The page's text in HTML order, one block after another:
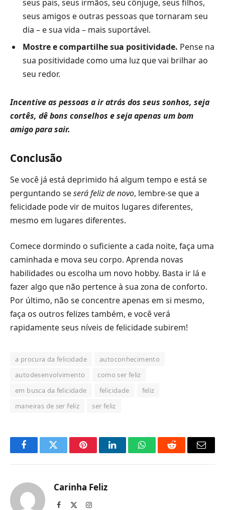
seus pais, seus irmãos, seu cônjuge, seus filhos,
seus amigos e outras pessoas que tornaram seu
dia – e sua vida – mais suportável.
Mostre e compartilhe sua positividade. Pense na
sua positividade como uma luz que vai brilhar ao
seu redor.
Incentive as pessoas a ir atrás dos seus sonhos, seja
cortês, dê bons conselhos e seja apenas um bom
amigo para sair.
Conclusão
Se você já está deprimido há algum tempo e está se
perguntando seserá feliz de novo, lembre-se que a
felicidade pode vir de muitos lugares diferentes,
mesmo em lugares diferentes.
Comece dormindo o suficiente a cada noite, faça uma
caminhada e mova seu corpo. Aprenda novas
habilidades ou escolha um novo hobby. Basta ir lá e
fazer algo que não pertence à sua zona de conforto.
Por último, não se concentre apenas em si mesmo,
faça os outros felizes também, e você verá
rapidamente seus níveis de felicidade subirem!
a procura da felicidade
autoconhecimento
autodesenvolvimento
como ser feliz
em busca da felicidade
felicidade
feliz
maneiras de ser feliz
ser feliz
FacebookTwitter PinterestLinkedInO
Reddit
E-
Carinha Feliz
Facebook Instagram